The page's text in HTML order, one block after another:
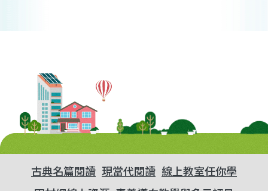
古典名篇閱讀 現當代閱讀 線上教室任你學